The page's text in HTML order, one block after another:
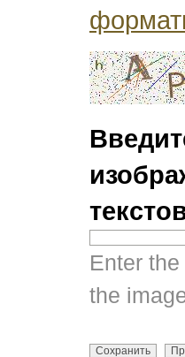
Enter
the